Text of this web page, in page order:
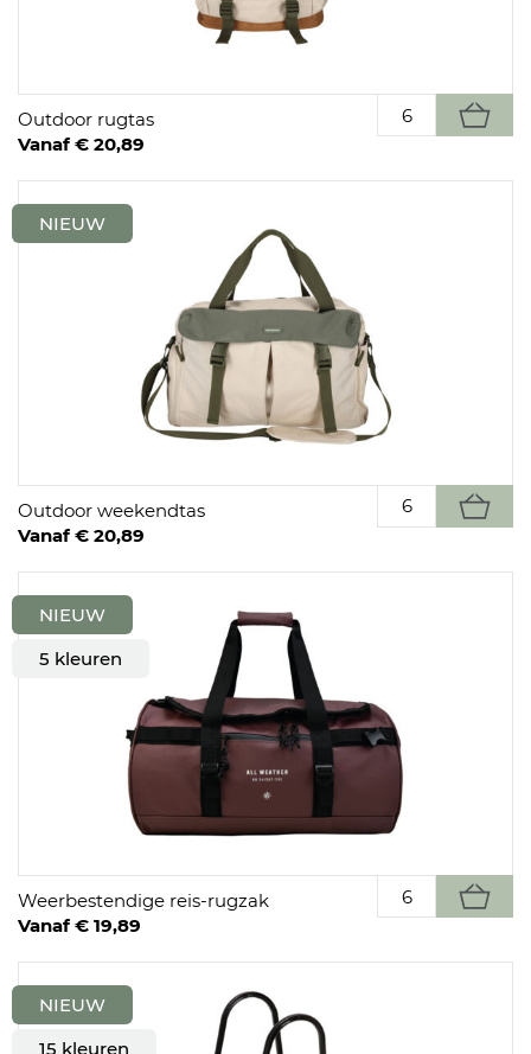
Outdoor rugtas
Vanaf € 20,89
NIEUW
Outdoor weekendtas
Vanaf € 20,89
NIEUW
5 kleuren
Weerbestendige reis-rugzak
Vanaf € 19,89
NIEUW
15 kleuren